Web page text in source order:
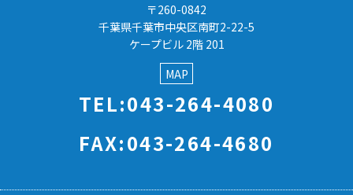
〒260-0842
千葉県千葉市中央区南町2-22-5
ケープビル 2階 201
MAP
TEL:043-264-4080
FAX:043-264-4680